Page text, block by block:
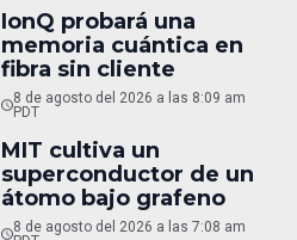
IonQ probará una
memoria cuántica en
fibra sin cliente
8 de agosto del 2026 a las 8:09 am
PDT
MIT cultiva un
superconductor de un
átomo bajo grafeno
8 de agosto del 2026 a las 7:08 am